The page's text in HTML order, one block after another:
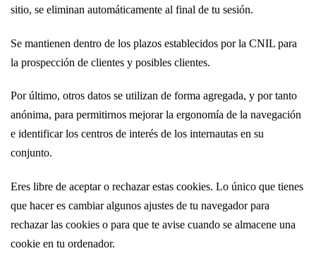
sitio, se eliminan automáticamente al final de tu sesión.
Se mantienen dentro de los plazos establecidos por la CNIL para
la prospección de clientes y posibles clientes.
Por último, otros datos se utilizan de forma agregada, y por tanto
anónima, para permitirnos mejorar la ergonomía de la navegación
e identificar los centros de interés de los internautas en su
conjunto.
Eres libre de aceptar o rechazar estas cookies. Lo único que tienes
que hacer es cambiar algunos ajustes de tu navegador para
rechazar las cookies o para que te avise cuando se almacene una
cookie en tu ordenador.